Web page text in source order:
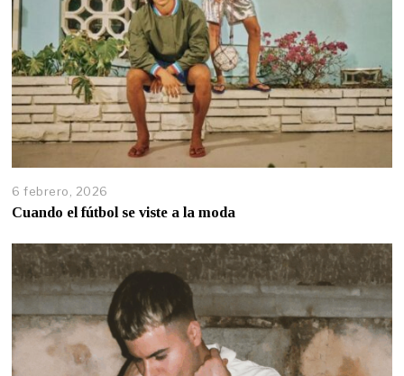
6 febrero, 2026
Cuando el fútbol se viste a la moda